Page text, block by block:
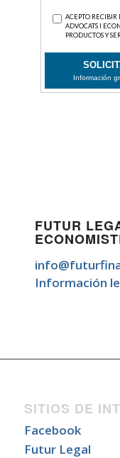
FUTUR
Información
SITIOS DE
Facebook
Futur Legal